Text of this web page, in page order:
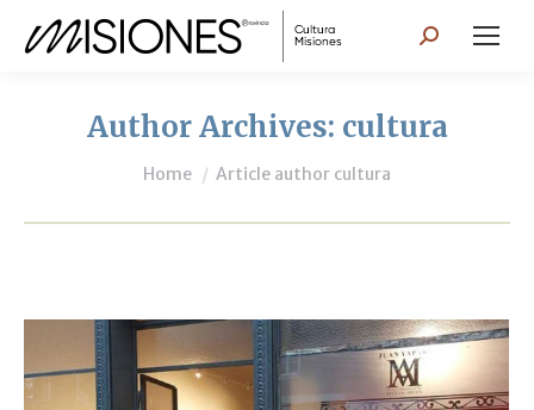
Search:
Author Archives: cultura
You are here:
Home Article author cultura